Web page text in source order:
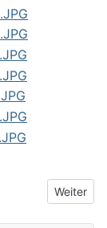
Nächster
Weiter